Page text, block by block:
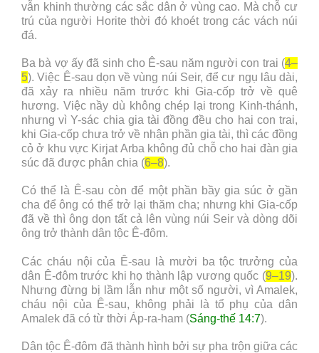
vẫn khinh thường các sắc dân ở vùng cao. Mà chỗ cư
trú của người Horite thời đó khoét trong các vách núi
đá.
Ba bà vợ ấy đã sinh cho Ê-sau năm người con trai (4–
5). Việc Ê-sau dọn về vùng núi Seir, để cư ngụ lâu dài,
đã xảy ra nhiều năm trước khi Gia-cốp trở về quê
hương. Việc nầy dù không chép lại trong Kinh-thánh,
nhưng vì Y-sác chia gia tài đồng đều cho hai con trai,
khi Gia-cốp chưa trở về nhận phần gia tài, thì các đồng
cỏ ở khu vực Kirjat Arba không đủ chỗ cho hai đàn gia
súc đã được phân chia (6–8).
Có thể là Ê-sau còn để một phần bầy gia súc ở gần
cha để ông có thể trở lại thăm cha; nhưng khi Gia-cốp
đã về thì ông dọn tất cả lên vùng núi Seir và dòng dõi
ông trở thành dân tộc Ê-đôm.
Các cháu nội của Ê-sau là mười ba tộc trưởng của
dân Ê-đôm trước khi họ thành lập vương quốc (9–19).
Nhưng đừng bị lầm lẫn như một số người, vì Amalek,
cháu nội của Ê-sau, không phải là tổ phụ của dân
Amalek đã có từ thời Áp-ra-ham (Sáng-thế 14:7).
Dân tộc Ê-đôm đã thành hình bởi sự pha trộn giữa các